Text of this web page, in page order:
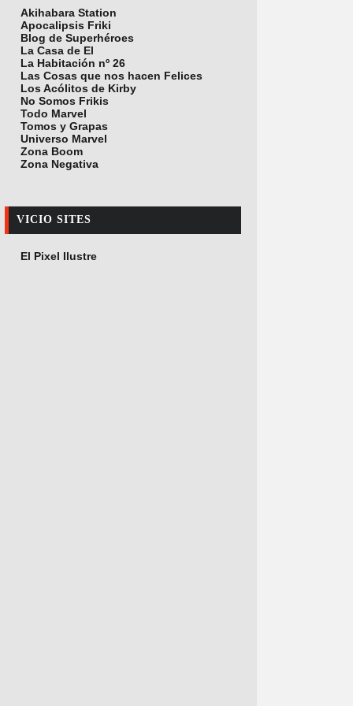
Akihabara Station
Apocalipsis Friki
Blog de Superhéroes
La Casa de El
La Habitación nº 26
Las Cosas que nos hacen Felices
Los Acólitos de Kirby
No Somos Frikis
Todo Marvel
Tomos y Grapas
Universo Marvel
Zona Boom
Zona Negativa
VICIO SITES
El Pixel Ilustre